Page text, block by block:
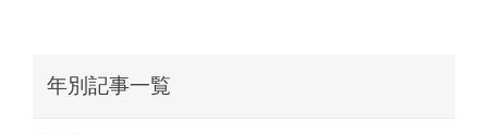
年別記事一覧